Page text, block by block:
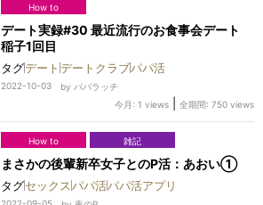
How to
デート実録#30 最近流行のお食事会デート
稲子1回目
タグデート デートクラブパパ活
2022-10-03 byパパラッチ
今月: 1 views
全期間: 750 views
How to 雑記
まさかの後輩新卒女子とのP活：あおい①
タグセックス パパ活パパ活アプリ